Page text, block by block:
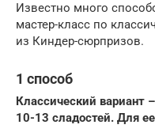
Известно много
мастер-класс по
из Киндер-сюрпризов.
1 способ
Классический вариант
10-13 сладостей. Для